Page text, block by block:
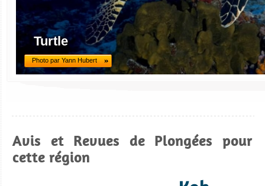
Turtle
Photo par Yann Hubert
Avis et Revues de Plongées pour
cette région